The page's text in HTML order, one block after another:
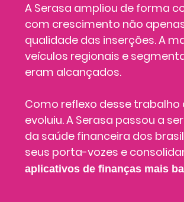
A Serasa ampliou de forma
com crescimento não
qualidade das inserções. A
veículos regionais e
eram alcançados.
Como reflexo desse
evoluiu. A Serasa passou a
da saúde financeira dos
seus porta-vozes e
aplicativos de finanças mais